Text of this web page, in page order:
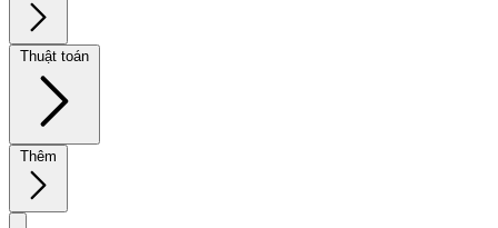
Thuật toán
Thêm